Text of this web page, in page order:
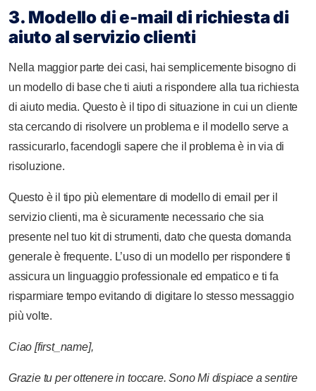
3. Modello di e-mail di richiesta di
aiuto al servizio clienti
Nella maggior parte dei casi, hai semplicemente bisogno di
un modello di base che ti aiuti a rispondere alla tua richiesta
di aiuto media. Questo è il tipo di situazione in cui un cliente
sta cercando di risolvere un problema e il modello serve a
rassicurarlo, facendogli sapere che il problema è in via di
risoluzione.
Questo è il tipo più elementare di modello di email per il
servizio clienti, ma è sicuramente necessario che sia
presente nel tuo kit di strumenti, dato che questa domanda
generale è frequente. L’uso di un modello per rispondere ti
assicura un linguaggio professionale ed empatico e ti fa
risparmiare tempo evitando di digitare lo stesso messaggio
più volte.
Ciao [first_name],
Grazie tu per ottenere in toccare. Sono Mi dispiace a sentire